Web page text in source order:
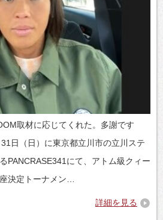
取材に応じてくれた。多謝です
日（日）に東京都立川市の立川ステ
PANCRASE341にて、アトム級クィー
決定トーナメン…
詳細を見る